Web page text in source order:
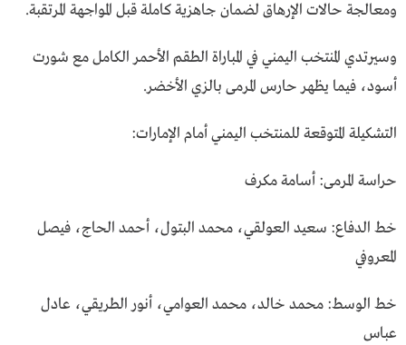
ومعالجة حالات الإرهاق لضمان جاهزية كاملة قبل المواجهة المرتقبة.
وسيرتدي المنتخب اليمني في المباراة الطقم الأحمر الكامل مع شورت
أسود، فيما يظهر حارس المرمى بالزي الأخضر.
التشكيلة المتوقعة للمنتخب اليمني أمام الإمارات:
حراسة المرمى: أسامة مكرف
خط الدفاع: سعيد العولقي، محمد البتول، أحمد الحاج، فيصل
المعروفي
خط الوسط: محمد خالد، محمد العوامي، أنور الطريقي، عادل
عباس